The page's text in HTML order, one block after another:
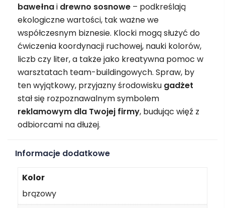
bawełnai drewno sosnowe – podkreślają
ekologiczne wartości, tak ważne we
współczesnym biznesie. Klocki mogą służyć do
ćwiczenia koordynacji ruchowej, nauki kolorów,
liczb czy liter, a także jako kreatywna pomoc w
warsztatach team-buildingowych. Spraw, by
ten wyjątkowy, przyjazny środowisku gadżet
stał się rozpoznawalnym symbolem
reklamowym dla Twojej firmy, budując więź z
odbiorcami na dłużej.
Informacje dodatkowe
Kolor
brązowy